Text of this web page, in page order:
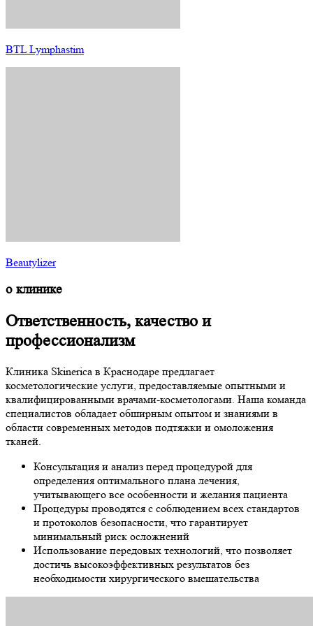
BTL Lymphastim
Beautylizer
о клинике
Ответственность, качество и
профессионализм
Клиника Skinerica в Краснодаре предлагает
косметологические услуги, предоставляемые опытными и
квалифицированными врачами-косметологами. Наша команда
специалистов обладает обширным опытом и знаниями в
области современных методов подтяжки и омоложения
тканей.
Консультация и анализ перед процедурой для
определения оптимального плана лечения,
учитывающего все особенности и желания пациента
Процедуры проводятся с соблюдением всех стандартов
и протоколов безопасности, что гарантирует
минимальный риск осложнений
Использование передовых технологий, что позволяет
достичь высокоэффективных результатов без
необходимости хирургического вмешательства